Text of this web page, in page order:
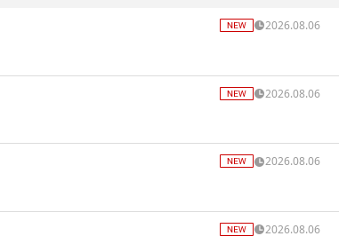
2026.08.06
2026.08.06
2026.08.06
2026.08.06